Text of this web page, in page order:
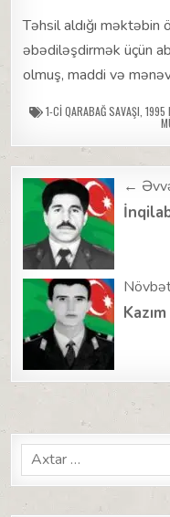
Təhsil aldığı məktəbin
əbədiləşdirmək üçün
olmuş, maddi və
1-CI QARABAĞ SAVAŞI 1995
Post
navigation
←
Search
for: